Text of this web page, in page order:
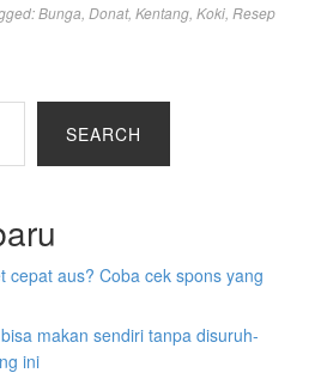
Bunga Donat, Kentang Koki Resep
SEARCH
cepat aus? Coba cek spons yang
makan sendiri tanpa disuruh-
ini